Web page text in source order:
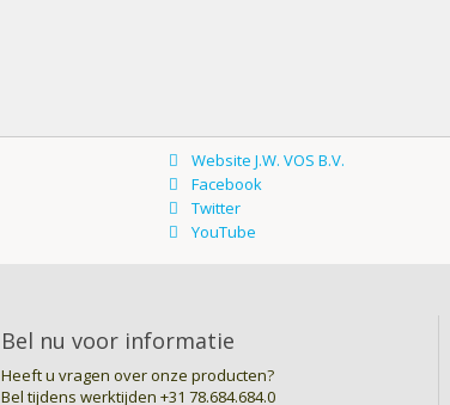
Bel nu voor informatie
Heeft u vragen over onze producten?
Bel tijdens werktijden +31 78.684.684.0